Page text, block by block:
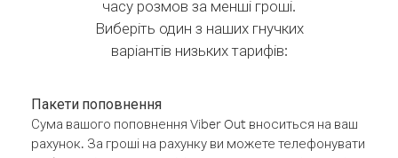
часу розмов за менші гроші.
Виберіть один з наших гнучких
варіантів низьких тарифів:
Пакети поповнення
Сума вашого поповнення Viber Out вноситься на ваш
рахунок. За гроші на рахунку ви можете телефонувати